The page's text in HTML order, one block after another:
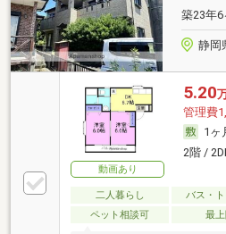
築23年
静岡
動画あり
5.20
管理費
1ヶ
2階 /
二人暮らし バス・
ペット相談可
最